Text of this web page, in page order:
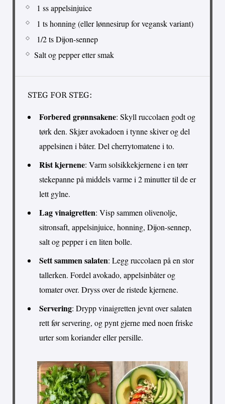
1 ss appelsinjuice
1 ts honning (eller lønnesirup for vegansk variant)
1/2 ts Dijon-sennep
Salt og pepper etter smak
STEG FOR STEG:
Forbered grønnsakene: Skyll ruccolaen godt og
tørk den. Skjær avokadoen i tynne skiver og del
appelsinen i båter. Del cherrytomatene i to.
Rist kjernene: Varm solsikkekjernene i en tørr
stekepanne på middels varme i 2 minutter til de er
lett gylne.
Lag vinaigretten: Visp sammen olivenolje,
sitronsaft, appelsinjuice, honning, Dijon-sennep,
salt og pepper i en liten bolle.
Sett sammen salaten: Legg ruccolaen på en stor
tallerken. Fordel avokado, appelsinbåter og
tomater over. Dryss over de ristede kjernene.
Servering: Drypp vinaigretten jevnt over salaten
rett før servering, og pynt gjerne med noen friske
urter som koriander eller persille.